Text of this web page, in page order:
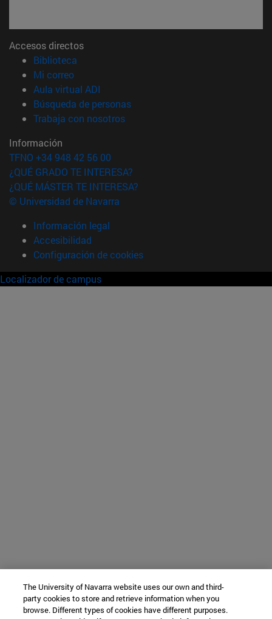
Accesos directos
Biblioteca
Mi correo(abre en nueva ventana)
Aula virtual ADI
Búsqueda de personas(abre en nueva ventana)
Trabaja con nosotros(abre en nueva ventana)
Información
TFNO +34 948 42 56 00
¿QUÉ GRADO TE INTERESA?
¿QUÉ MÁSTER TE INTERESA?
© Universidad de Navarra
Información legal
Accesibilidad
Configuración de cookies
Localizador de campus
The University of Navarra website uses our own and third-
party cookies to store and retrieve information when you
browse. Different types of cookies have different purposes.